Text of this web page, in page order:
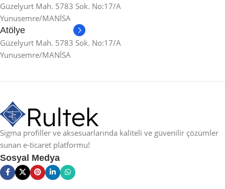
Güzelyurt Mah. 5783 Sok. No:17/A
Yunusemre/MANİSA
Atölye
Güzelyurt Mah. 5783 Sok. No:17/A
Yunusemre/MANİSA
Sigma profiller ve aksesuarlarında kaliteli ve güvenilir çözümler
sunan e-ticaret platformu!
Sosyal Medya